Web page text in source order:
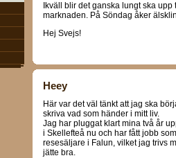
Ikväll blir det ganska lungt ska
marknaden. På Söndag åker
Hej Svejs!
Heey
Här var det väl tänkt att jag ska
skriva vad som händer i mitt liv.
Jag har pluggat klart mina två år
i Skellefteå nu och har fått jobb som
resesäljare i Falun, vilket jag trivs
jätte bra.